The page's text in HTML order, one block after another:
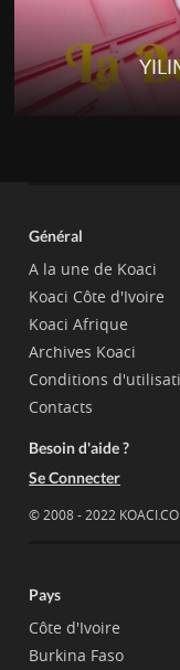
Général
A la une de Koaci
Koaci Côte d'Ivoire
Koaci Afrique
Archives Koaci
Conditions
Contacts
Besoin d'aide ?
Se Connecter
© 2008 - 2022
Pays
Côte d'Ivoire
Burkina Faso